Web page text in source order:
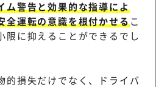
ム警告と効果的な指導によ
全運転の意識を根付かせる こ
限に抑えることができるでし
的損失だけでなく、ドライバ